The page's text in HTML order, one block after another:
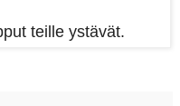
teille ystävät.